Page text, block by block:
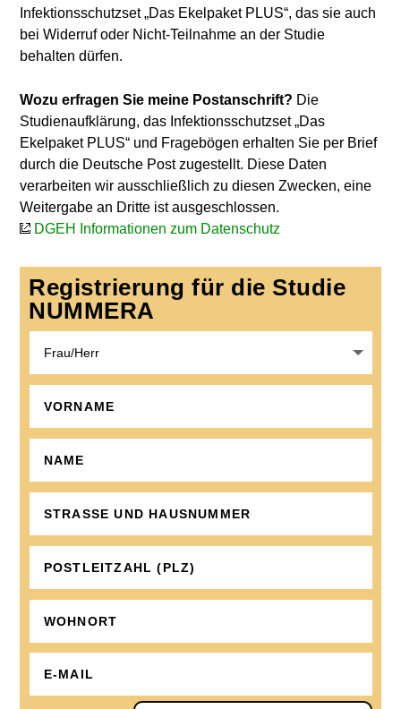
Infektionsschutzset „Das Ekelpaket PLUS“, das sie auch
bei Widerruf oder Nicht-Teilnahme an der Studie
behalten dürfen.
Wozu erfragen Sie meine Postanschrift? Die
Studienaufklärung, das Infektionsschutzset „Das
Ekelpaket PLUS“ und Fragebögen erhalten Sie per Brief
durch die Deutsche Post zugestellt. Diese Daten
verarbeiten wir ausschließlich zu diesen Zwecken, eine
Weitergabe an Dritte ist ausgeschlossen.
DGEH Informationen zum Datenschutz
Registrierung für die Studie
NUMMERA